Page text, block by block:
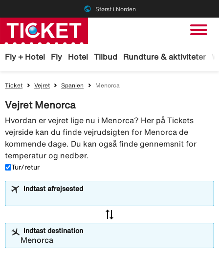
public Størst i Norden
Fly + Hotel Fly Hotel Tilbud Rundture & aktiviteter
Ticket Vejret Spanien Menorca
Vejret Menorca
Hvordan er vejret lige nu i Menorca? Her på Tickets
vejrside kan du finde vejrudsigten for Menorca de
kommende dage. Du kan også finde gennemsnit for
temperatur og nedbør.
Tur/retur
Indtast afrejsested
sync_alt
Indtast destination